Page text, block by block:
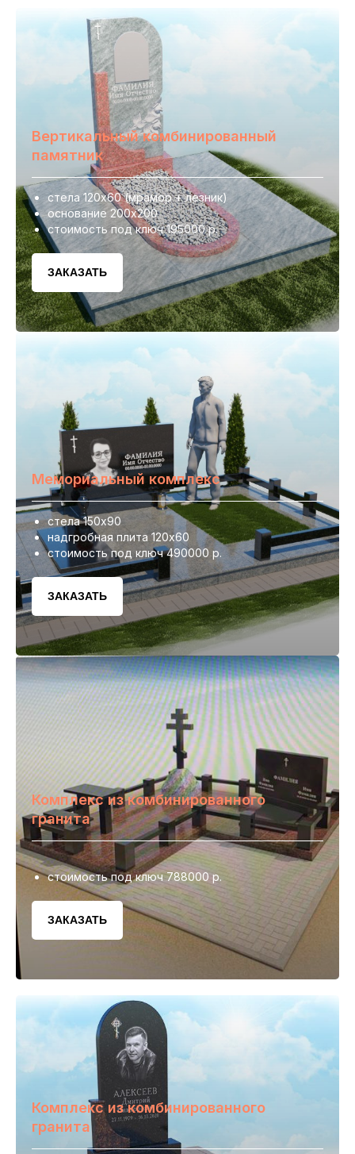
Вертикальный комбинированный
памятник
стела 120х60 (мрамор + лезник)
основание 200х200
стоимость под ключ 195000 р.
ЗАКАЗАТЬ
Мемориальный комплекс
стела 150х90
надгробная плита 120х60
стоимость под ключ 490000 р.
ЗАКАЗАТЬ
Комплекс из комбинированного
гранита
стоимость под ключ 788000 р.
ЗАКАЗАТЬ
Комплекс из комбинированного
гранита